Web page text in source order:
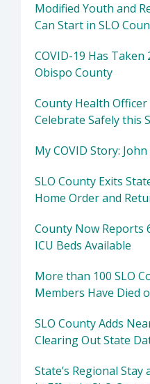
Modified Youth and
Can Start in SLO
COVID-19 Has Taken
Obispo County
County Health
Celebrate Safely this
My COVID Story:
SLO County Exits
Home Order and
County Now Reports
ICU Beds Available
More than 100 SLO
Members Have Died
SLO County Adds
Clearing Out State
State’s Regional